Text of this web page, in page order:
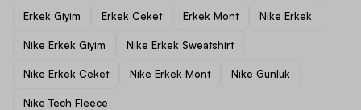
Erkek Giyim Erkek Ceket Erkek Mont Nike Erkek
Nike Erkek Giyim Nike Erkek Sweatshirt
Nike Erkek Ceket Nike Erkek Mont Nike Günlük
Nike Tech Fleece